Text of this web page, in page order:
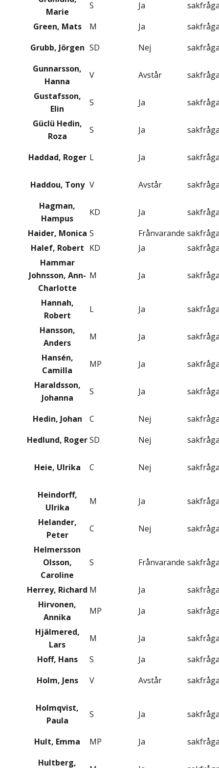
Marie
S Ja
Green, Mats
M Ja
Grubb, Jörgen SD Nej
Gunnarsson,
Hanna
V Avstår
Gustafsson,
Elin
S Ja
Güclü Hedin,
Roza
S Ja
Haddad, Roger L Ja
Haddou, Tony V Avstår
Hagman,
Hampus
KD Ja
Haider, Monica S Frånvarande
Halef, Robert KD Ja
Hammar
Johnsson, Ann-
Charlotte
M Ja
Hannah,
Robert
L Ja
Hansson,
Anders
M Ja
Hansén,
Camilla
MP Ja
Haraldsson,
Johanna
S Ja
Hedin, Johan C Nej
Hedlund, RogerSD Nej
Heie, Ulrika C Nej
Heindorff,
Ulrika
M Ja
Helander,
Peter
C Nej
Helmersson
Olsson,
Caroline
S Frånvarande
Herrey, Richard M Ja
Hirvonen,
Annika
MP Ja
Hjälmered,
Lars
M Ja
Hoff, Hans
S Ja
Holm, Jens
V Avstår
Holmqvist,
Paula
S Ja
Hult, Emma MP Ja
Hultberg,